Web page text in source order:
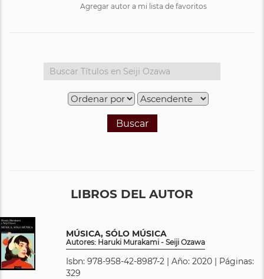
Agregar autor a mi lista de favoritos
Buscar
LIBROS DEL AUTOR
MÚSICA, SÓLO MÚSICA
Autores: Haruki Murakami - Seiji Ozawa
Isbn: 978-958-42-8987-2 | Año: 2020 | Páginas:
329